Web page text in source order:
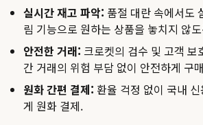
실시간 재고 파악: 품절 대란 속에서도
림 기능으로 원하는 상품을 놓치지 않
안전한 거래: 크로켓의 검수 및 고객 보
간 거래의 위험 부담 없이 안전하게 구
원화 간편 결제: 환율 걱정 없이 국내
게 원화 결제.